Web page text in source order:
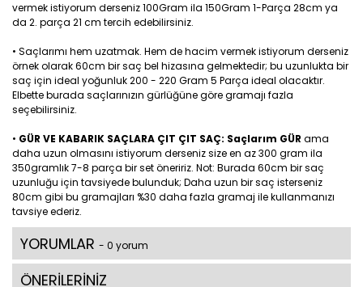
vermek istiyorum derseniz 100Gram ila 150Gram 1-Parça 28cm ya
da 2. parça 21 cm tercih edebilirsiniz.
• Saçlarımı hem uzatmak. Hem de hacim vermek istiyorum derseniz
örnek olarak 60cm bir saç bel hizasına gelmektedir; bu uzunlukta bir
saç için ideal yoğunluk 200 - 220 Gram 5 Parça ideal olacaktır.
Elbette burada saçlarınızın gürlüğüne göre gramajı fazla
seçebilirsiniz.
• GÜR VE KABARIK SAÇLARA ÇIT ÇIT SAÇ: Saçlarım GÜR ama
daha uzun olmasını istiyorum derseniz size en az 300 gram ila
350gramlık 7-8 parça bir set öneririz. Not: Burada 60cm bir saç
uzunluğu için tavsiyede bulunduk; Daha uzun bir saç isterseniz
80cm gibi bu gramajları %30 daha fazla gramaj ile kullanmanızı
tavsiye ederiz.
YORUMLAR - 0 yorum
ÖNERİLERİNİZ